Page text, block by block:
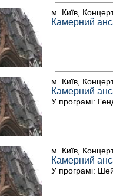
м. Київ,
Камерний
м. Київ,
Камерний
У програмі:
м. Київ,
Камерний
У програмі: